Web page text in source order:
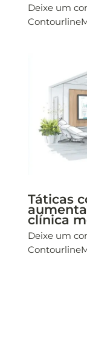
Deixe um
Táticas
clínica
Deixe um